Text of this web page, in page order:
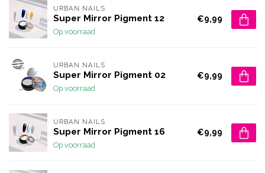
URBAN NAILS
Super Mirror Pigment 12
Op voorraad
€9,99
URBAN NAILS
Super Mirror Pigment 02
Op voorraad
€9,99
URBAN NAILS
Super Mirror Pigment 16
Op voorraad
€9,99